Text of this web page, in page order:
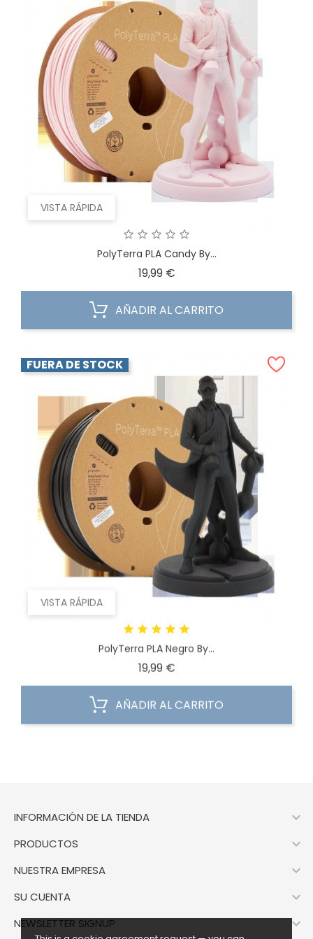
VISTA RÁPIDA
PolyTerra PLA Candy By...
19,99 €Precio
AÑADIR AL CARRITO
VISTA RÁPIDA
FUERA DE STOCK
PolyTerra PLA Negro By...
19,99 €Precio
AÑADIR AL CARRITO
INFORMACIÓN DE LA TIENDA 
PRODUCTOS 
NUESTRA EMPRESA 
SU CUENTA 
NEWSLETTER SIGNUP 